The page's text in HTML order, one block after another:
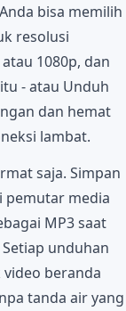
bisa memilih
resolusi
1080p, dan
- atau Unduh
dan hemat
lambat.
saja. Simpan
pemutar media
MP3 saat
unduhan
beranda
tanda air yang